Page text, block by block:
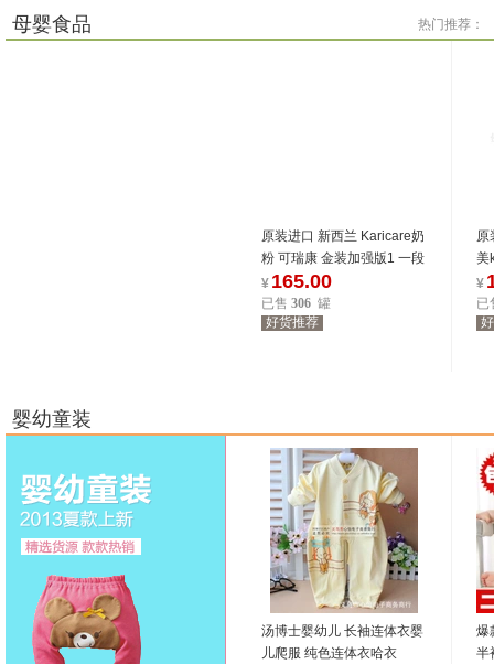
8.27-8.31
母婴食品 热门推荐：
8.27-8.31
原装进口 新西兰 Karicare奶
粉 可瑞康 金装加强版1 一段
现货批发
¥ 165.00
已售 306 罐
好货推荐
原
美
加
¥
已
婴幼童装
汤博士婴幼儿 长袖连体衣婴
儿爬服 纯色连体衣哈衣
爆
半